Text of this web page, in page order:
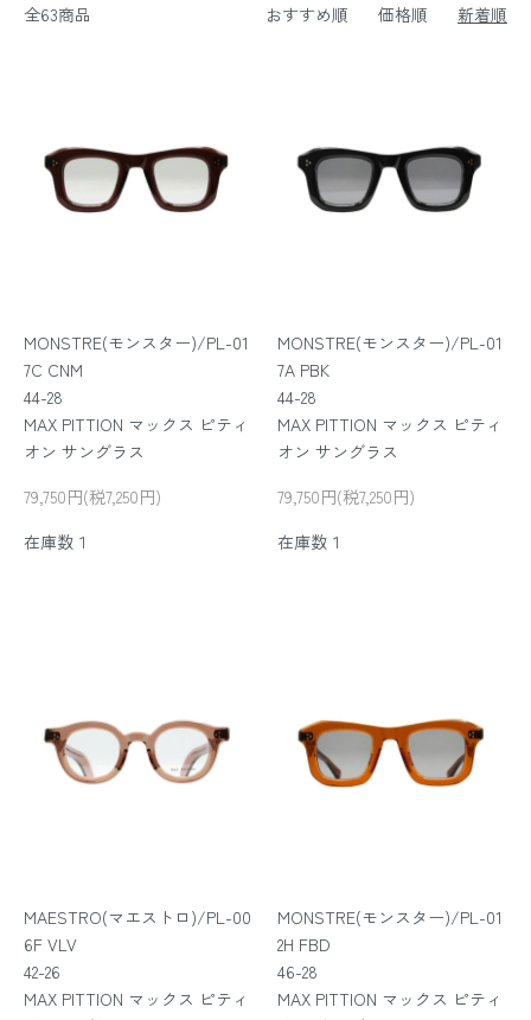
全63商品 おすすめ順 価格順 新着順
MONSTRE(モンスター)/PL-01
7C CNM
44-28
MAX PITTION マックス ピティ
オン サングラス
79,750円(税7,250円)
在庫数１
MONSTRE(モンスター)/PL-01
7A PBK
44-28
MAX PITTION マックス ピティ
オン サングラス
79,750円(税7,250円)
在庫数１
MAESTRO(マエストロ)/PL-00
6F VLV
42-26
MAX PITTION マックス ピティ
MONSTRE(モンスター)/PL-01
2H FBD
46-28
MAX PITTION マックス ピティ